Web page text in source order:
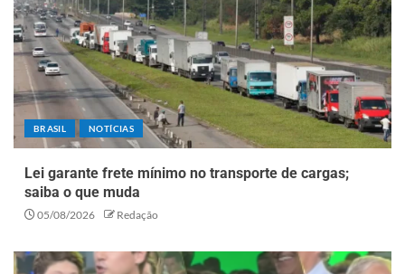
BRASIL NOTÍCIAS
Lei garante frete mínimo no transporte de cargas;
saiba o que muda
05/08/2026 Redação